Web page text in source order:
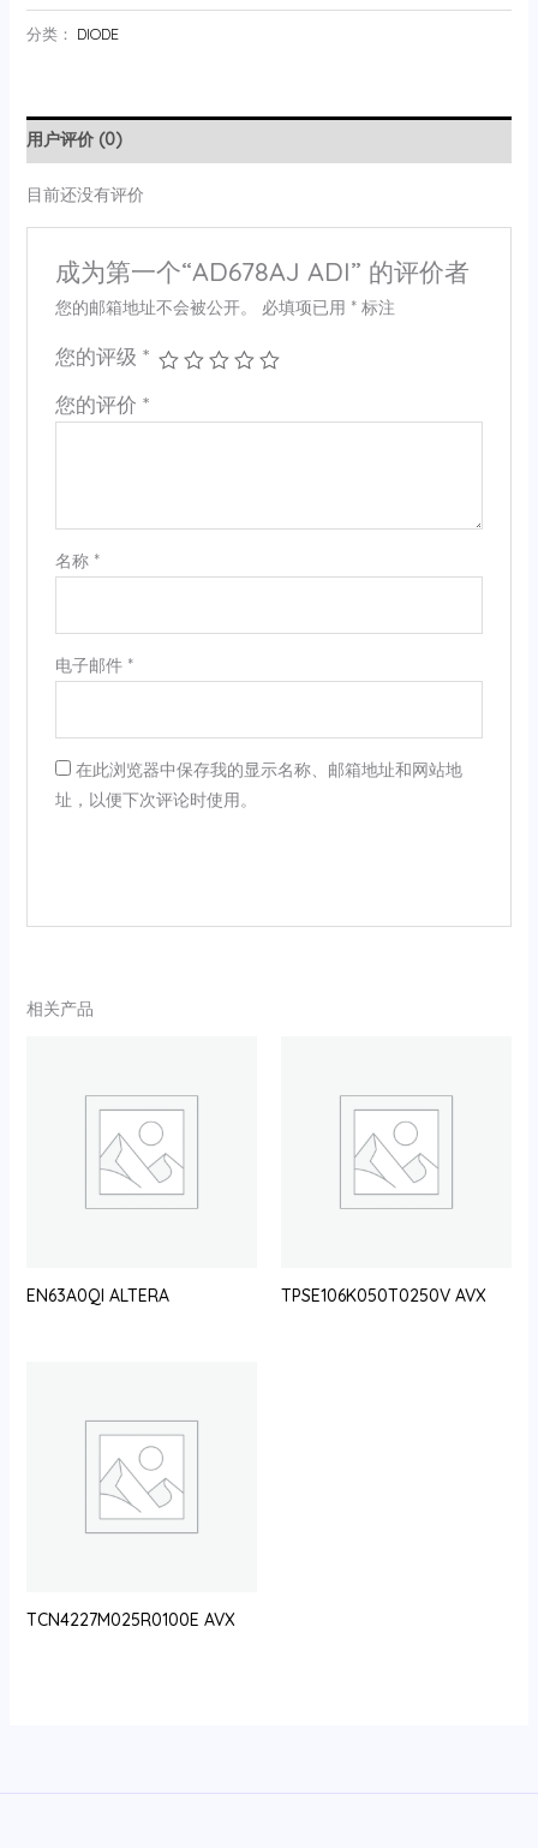
分类： DIODE
用户评价 (0)
目前还没有评价
成为第一个“AD678AJ ADI” 的评价者
您的邮箱地址不会被公开。 必填项已用 *标注
您的评级 *
您的评价 *
名称 *
电子邮件 *
在此浏览器中保存我的显示名称、邮箱地址和网站地
址，以便下次评论时使用。
相关产品
EN63A0QI ALTERA TPSE106K050T0250V AVX
TCN4227M025R0100E AVX